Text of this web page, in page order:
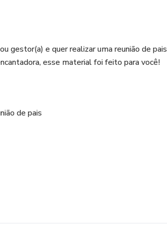
gestor(a) e quer realizar uma reunião de pais
esse material foi feito para você!
de pais